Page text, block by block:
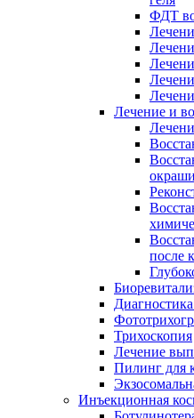
ФДТ
Лечение и
после
Трихоскопия
Лечение
Пилинг для
Инъекционная